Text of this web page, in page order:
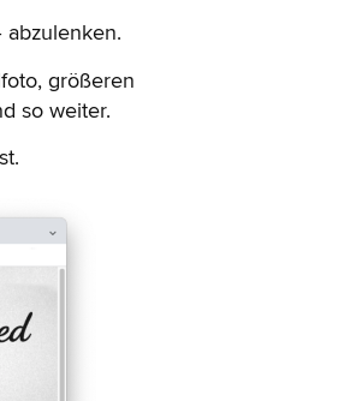
größeren
so weiter.